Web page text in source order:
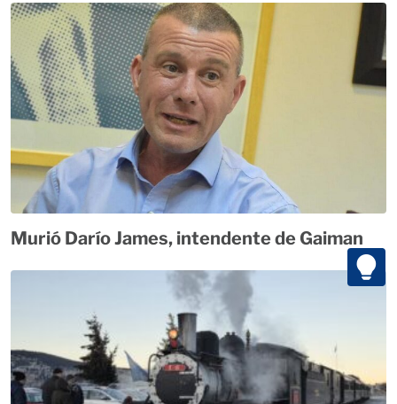
Murió Darío James, intendente de Gaiman